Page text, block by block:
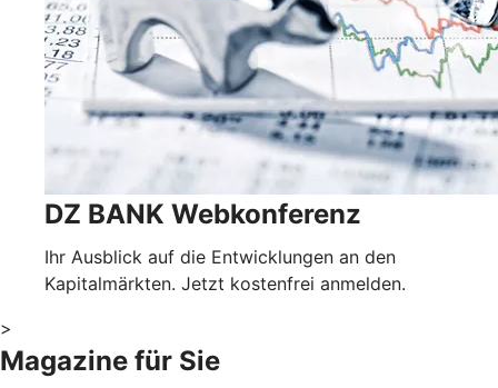
DZ BANK Webkonferenz
Ihr Ausblick auf die Entwicklungen an den
Kapitalmärkten. Jetzt kostenfrei anmelden.
>
Magazine für Sie